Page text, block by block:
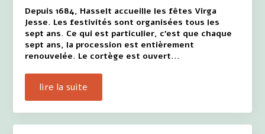
Depuis 1684, Hasselt accueille les fêtes Virga
Jesse. Les festivités sont organisées tous les
sept ans. Ce qui est particulier, c'est que chaque
sept ans, la procession est entièrement
renouvelée. Le cortège est ouvert...
lire la suite